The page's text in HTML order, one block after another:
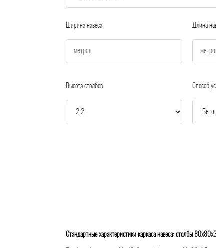
Ширина навеса Длина
Высота столбов Способ
Стандартные характеристики каркаса навеса: столбы